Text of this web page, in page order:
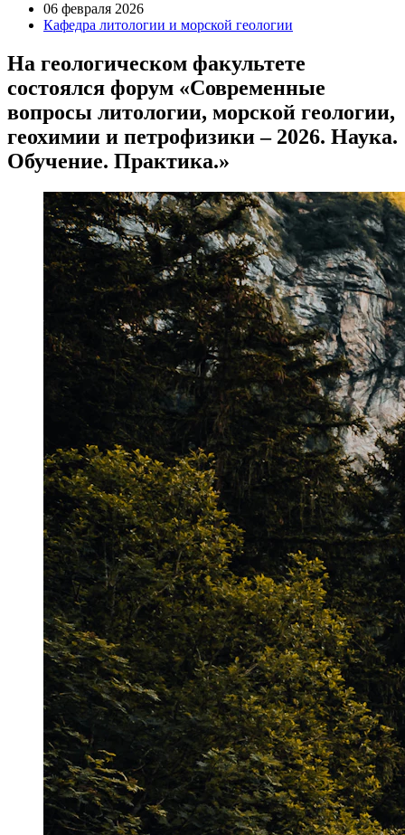
06 февраля 2026
Кафедра литологии и морской геологии
На геологическом факультете
состоялся форум «Современные
вопросы литологии, морской геологии,
геохимии и петрофизики – 2026. Наука.
Обучение. Практика.»